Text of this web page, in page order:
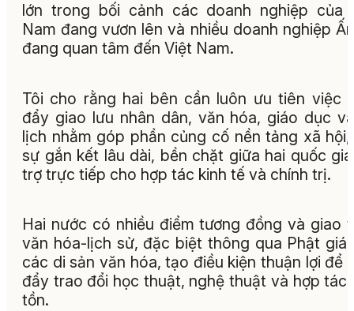
lớn trong bối cảnh các doanh nghiệp của
Nam đang vươn lên và nhiều doanh nghiệp
đang quan tâm đến Việt Nam.
Tôi cho rằng hai bên cần luôn ưu tiên việc
đẩy giao lưu nhân dân, văn hóa, giáo dục
lịch nhằm góp phần củng cố nền tảng xã
sự gắn kết lâu dài, bền chặt giữa hai quốc
trợ trực tiếp cho hợp tác kinh tế và chính trị.
Hai nước có nhiều điểm tương đồng và giao
văn hóa-lịch sử, đặc biệt thông qua Phật
các di sản văn hóa, tạo điều kiện thuận lợi để
đẩy trao đổi học thuật, nghệ thuật và hợp tác
tồn.